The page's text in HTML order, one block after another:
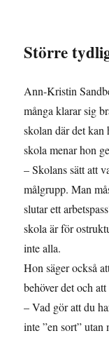
Större
Ann-Kristin
många klarar sig
skolan där det kan
skola menar hon
– Skolans sätt att
målgrupp. Man
slutar ett
skola är för
inte alla.
Hon säger också
behöver det och
– Vad gör att du
inte ”en sort” utan